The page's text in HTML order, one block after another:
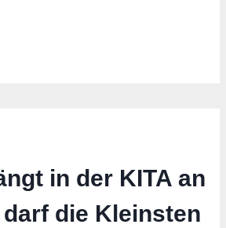
in der KITA an
die Kleinsten